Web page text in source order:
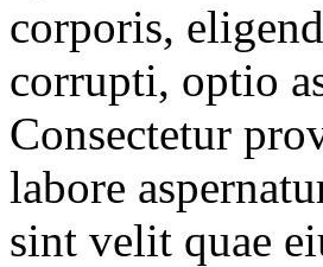
corporis,
corrupti, optio
Consectetur
labore
sint velit quae